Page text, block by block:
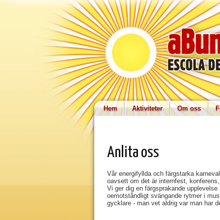
Hem Aktiviteter Om oss
Anlita oss
Vår energifyllda och färgstarka
oavsett om det är internfest,
Vi ger dig en färgsprakande
oemotståndligt svängande rytmer i
gycklare - man vet aldrig var man har